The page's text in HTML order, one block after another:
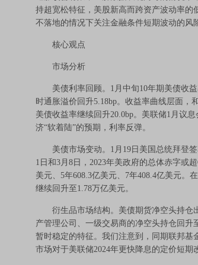
持超宽松特征，美股新高而跨资产波动率的
不落地的情况下关注金融条件短期波动的风
核心观点
市场分析
美债利率回顾。1月中旬10年期美债收益
时通胀溢价回升5.18bp。收益率曲线层面，
美债收益率继续回升20.0bp。美联储1月议
济“软着陆”的预期，利率反弹。
美债市场变动。1月19日美国总统拜登签
1日和3月8日，2023年美政府的总体赤字或
美元、5年608.3亿美元、7年408.4亿美元。
继续回升至1.78万亿美元。
衍生品市场结构。美债期货净空头持仓出
产管理公司、一级交易商的净空头持仓回升
暂时稳定的特征。我们注意到，同期联邦基
市场对于美联储2024年更快降息的定价短期